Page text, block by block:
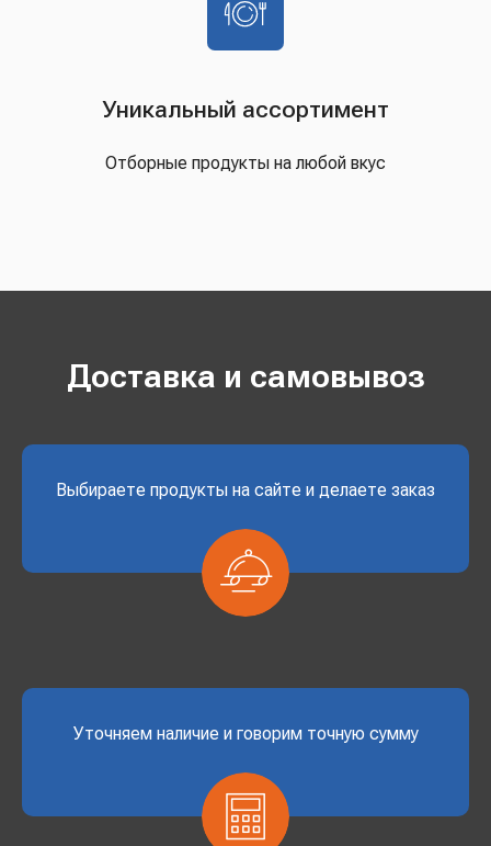
Уникальный ассортимент
Отборные продукты на любой вкус
Доставка и самовывоз
Выбираете продукты на сайте и делаете заказ
Уточняем наличие и говорим точную сумму